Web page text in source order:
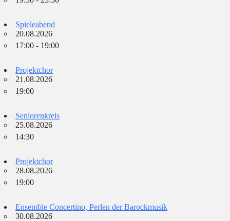
Spieleabend
20.08.2026
17:00 - 19:00
Projektchor
21.08.2026
19:00
Seniorenkreis
25.08.2026
14:30
Projektchor
28.08.2026
19:00
Ensemble Concertino, Perlen der Barockmusik
30.08.2026